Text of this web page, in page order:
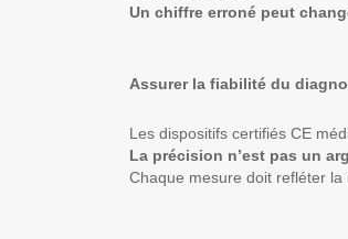
Un chiffre erroné peut
Assurer la fiabilité du
Les dispositifs certifiés CE
La précision n’est pas un
Chaque mesure doit refléter la